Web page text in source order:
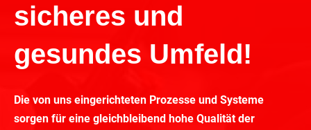
sicheres und
gesundes Umfeld!
Die von uns eingerichteten Prozesse und Systeme
sorgen für eine gleichbleibend hohe Qualität der